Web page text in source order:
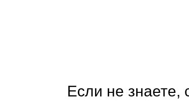
Если не знаете,